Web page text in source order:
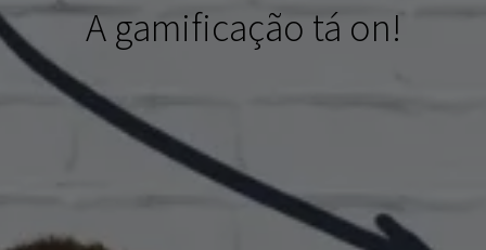
A gamificação tá on!